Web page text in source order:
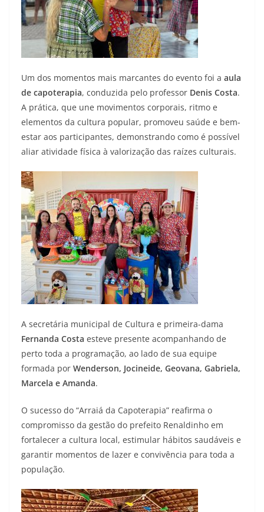
Um dos momentos mais marcantes do evento foi a aula
de capoterapia, conduzida pelo professor Denis Costa.
A prática, que une movimentos corporais, ritmo e
elementos da cultura popular, promoveu saúde e bem-
estar aos participantes, demonstrando como é possível
aliar atividade física à valorização das raízes culturais.
A secretária municipal de Cultura e primeira-dama
Fernanda Costa esteve presente acompanhando de
perto toda a programação, ao lado de sua equipe
formada por Wenderson, Jocineide, Geovana, Gabriela,
Marcela e Amanda.
O sucesso do “Arraiá da Capoterapia” reafirma o
compromisso da gestão do prefeito Renaldinho em
fortalecer a cultura local, estimular hábitos saudáveis e
garantir momentos de lazer e convivência para toda a
população.